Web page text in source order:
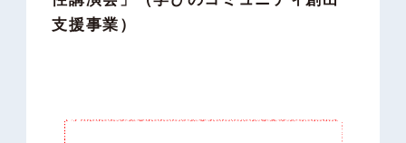
支援事業）